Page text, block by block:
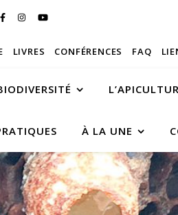
LIVRES CONFÉRENCES FAQ
À LA UNE